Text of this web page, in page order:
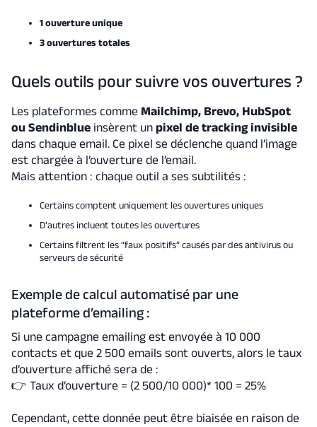
1 ouverture unique
3 ouvertures totales
Quels outils pour suivre vos ouvertures ?
Les plateformes comme Mailchimp, Brevo, HubSpot
ou Sendinblueinsèrent un pixel de tracking invisible
dans chaque email. Ce pixel se déclenche quand l’image
est chargée à l’ouverture de l’email.
Mais attention : chaque outil a ses subtilités :
Certains comptent uniquement les ouvertures uniques
D’autres incluent toutes les ouvertures
Certains filtrent les “faux positifs” causés par des antivirus ou
serveurs de sécurité
Exemple de calcul automatisé par une
plateforme d’emailing :
Si une campagne emailing est envoyée à 10 000
contacts et que 2 500 emails sont ouverts, alors le taux
d’ouverture affiché sera de :
👉 Taux d’ouverture = (2 500/10 000)* 100 = 25%
Cependant, cette donnée peut être biaisée en raison de